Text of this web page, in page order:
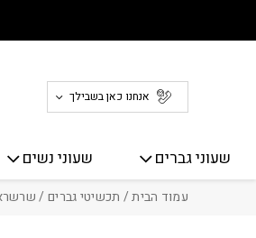
אנחנו כאן בשבילך
שעוני גברים שעוני נשים
עמוד הבית/ תכשיטי גברים/